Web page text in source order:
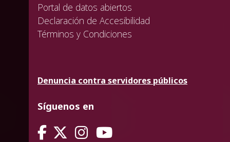
Portal de datos abiertos
Declaración de Accesibilidad
Términos y Condiciones
Denuncia contra servidores públicos
Síguenos en